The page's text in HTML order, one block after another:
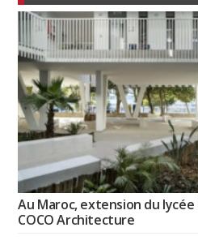
Au Maroc, extension du
COCO Architecture